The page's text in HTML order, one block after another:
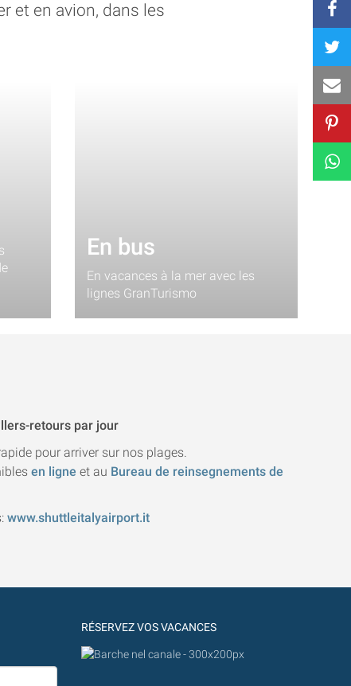
et en avion, dans les
En bus
En vacances à la mer avec les
lignes GranTurismo
retours par jour
pour arriver sur nos plages.
en ligne et au Bureau de reinsegnements de
www.shuttleitalyairport.it
RÉSERVEZ VOS VACANCES